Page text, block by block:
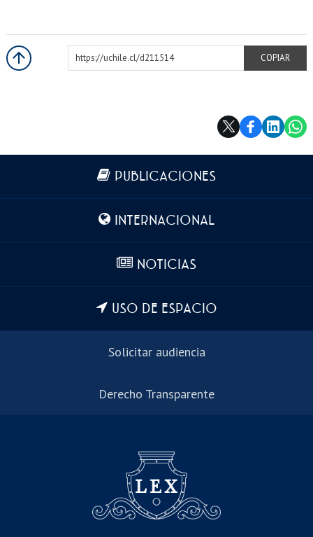
https://uchile.cl/d211514
COPIAR
Más información
PUBLICACIONES
INTERNACIONAL
NOTICIAS
USO DE ESPACIO
Solicitar audiencia
Derecho Transparente